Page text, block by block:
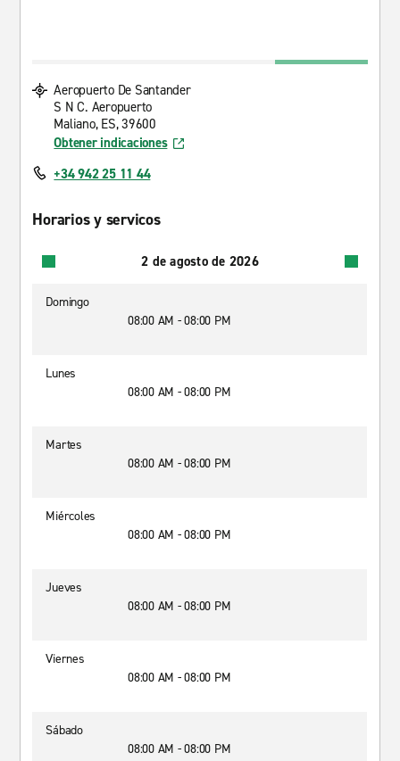
Aeropuerto De Santander
S N C. Aeropuerto
Maliano, ES, 39600
Obtener indicaciones
+34 942 25 11 44
Horarios y servicos
2 de agosto de 2026
Domingo
08:00 AM - 08:00 PM
Lunes
08:00 AM - 08:00 PM
Martes
08:00 AM - 08:00 PM
Miércoles
08:00 AM - 08:00 PM
Jueves
08:00 AM - 08:00 PM
Viernes
08:00 AM - 08:00 PM
Sábado
08:00 AM - 08:00 PM